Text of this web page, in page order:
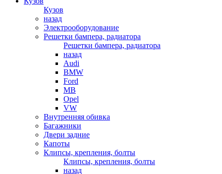
Кузов
назад
Электрооборудование
Решетки бампера, радиатора
Решетки бампера, радиатора
назад
Audi
BMW
Ford
MB
Opel
VW
Внутренняя обивка
Багажники
Двери задние
Капоты
Клипсы, крепления, болты
Клипсы, крепления, болты
назад